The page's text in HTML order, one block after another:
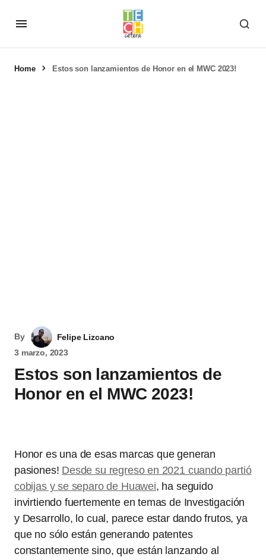
Home Estos son lanzamientos de Honor en el MWC 2023!
By
Felipe Lizcano
3 marzo, 2023
Estos son lanzamientos de
Honor en el MWC 2023!
Honor es una de esas marcas que generan
pasiones! Desde su regreso en 2021 cuando partió
cobijas y se separo de Huawei, ha seguido
invirtiendo fuertemente en temas de Investigación
y Desarrollo, lo cual, parece estar dando frutos, ya
que no sólo están generando patentes
constantemente sino, que están lanzando al